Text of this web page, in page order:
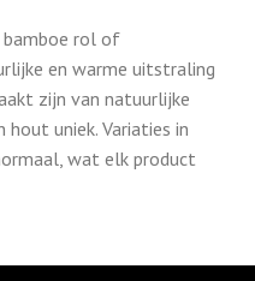
bamboe rol of
en warme uitstraling
zijn van natuurlijke
uniek. Variaties in
wat elk product